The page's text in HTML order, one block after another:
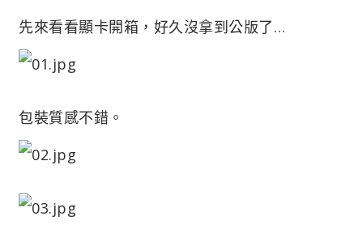
先來看看顯卡開箱，好久沒拿到公版了…
包裝質感不錯。